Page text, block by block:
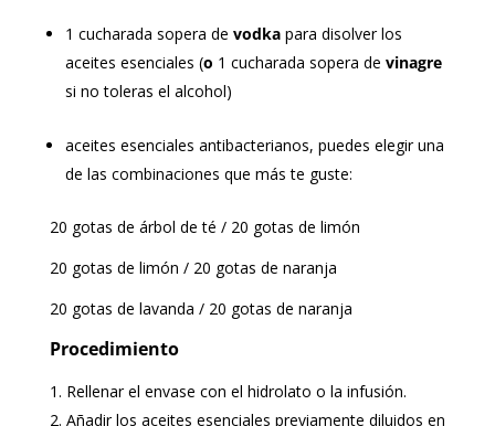
1 cucharada sopera de vodkapara disolver los
aceites esenciales (o 1 cucharada sopera de vinagre
si no toleras el alcohol)
aceites esenciales antibacterianos, puedes elegir una
de las combinaciones que más te guste:
20 gotas de árbol de té / 20 gotas de limón
20 gotas de limón / 20 gotas de naranja
20 gotas de lavanda / 20 gotas de naranja
Procedimiento
Rellenar el envase con el hidrolato o la infusión.
Añadir los aceites esenciales previamente diluidos en